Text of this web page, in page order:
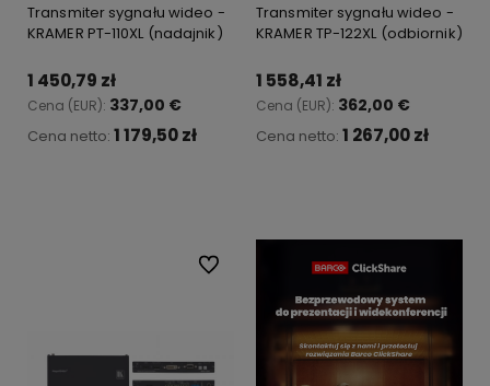
Transmiter sygnału wideo -
KRAMER PT-110XL (nadajnik)
1 450,79 zł
Cena (EUR): 337,00 €
Cena netto: 1 179,50 zł
Transmiter sygnału wideo -
KRAMER TP-122XL (odbiornik)
1 558,41 zł
Cena (EUR): 362,00 €
Cena netto: 1 267,00 zł
Do ulubionych